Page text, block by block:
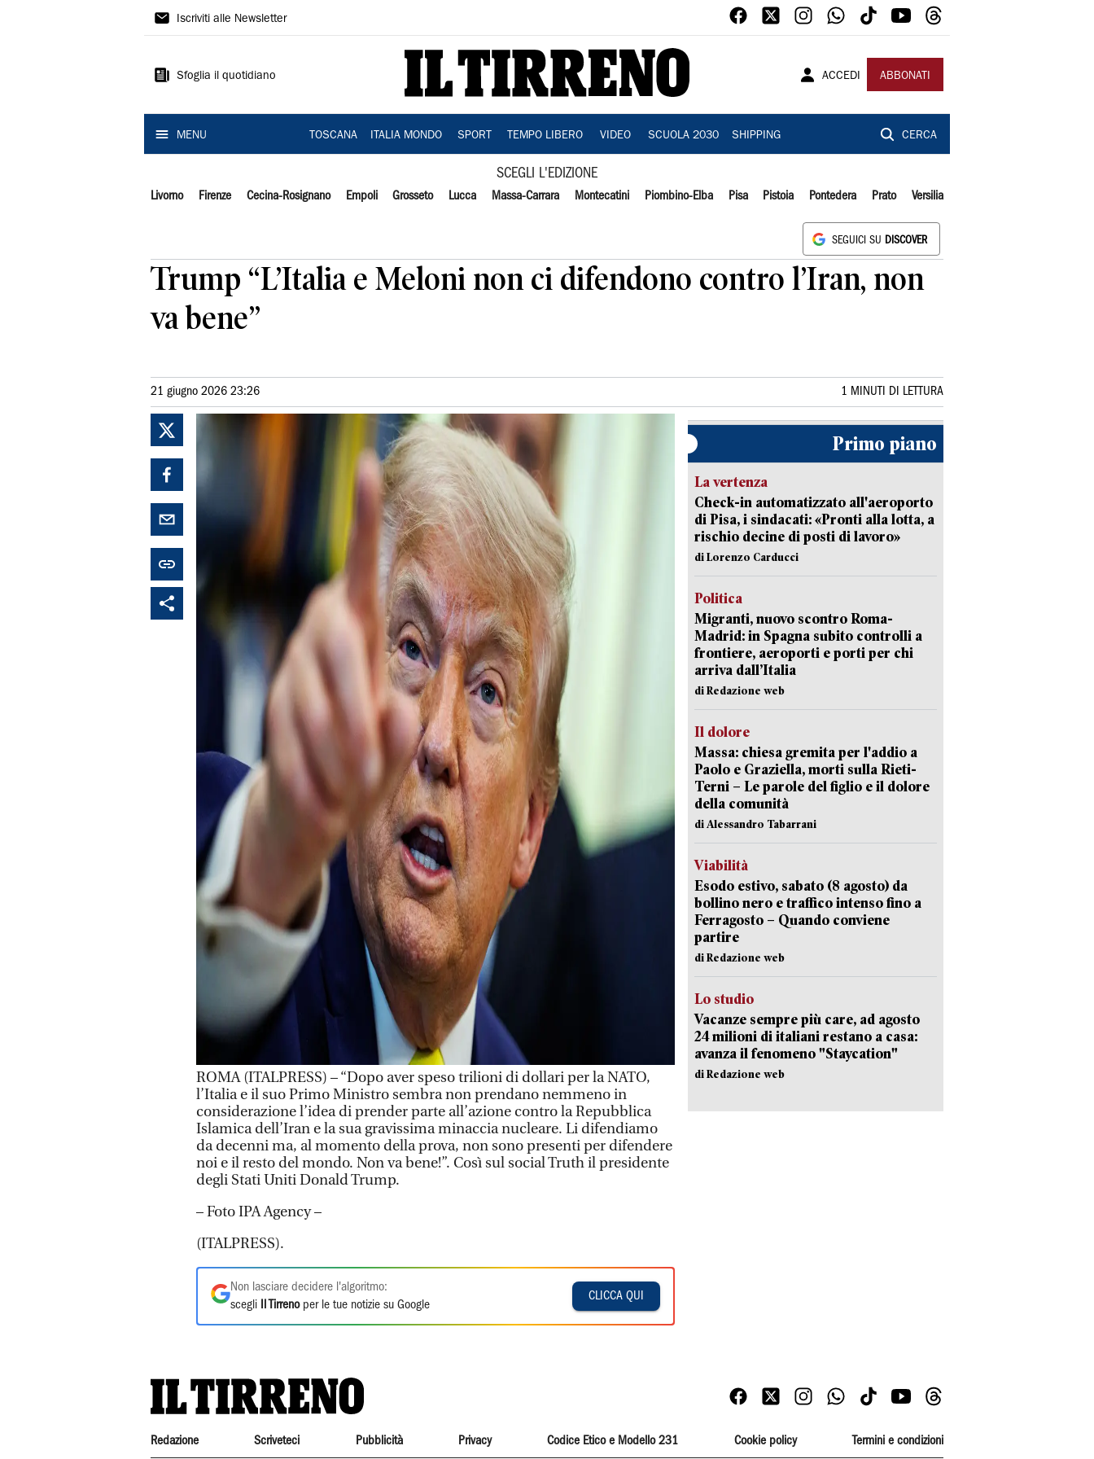
Il
Iscriviti alle Newsletter
Sfoglia il quotidiano ACCEDI ABBONATI
MENU TOSCANA ITALIA MONDO SPORT TEMPO LIBERO VIDEO SCUOLA 2030 SHIPPING CERCA
SCEGLI L'EDIZIONE
Livorno Firenze Cecina-Rosignano Empoli Grosseto Lucca Massa-Carrara Montecatini Piombino-Elba Pisa Pistoia Pontedera Prato Versilia
SEGUICI SU DISCOVER
Trump “L’Italia e Meloni non ci difendono contro l’Iran, non
va bene”
21 giugno 2026 23:26 1 MINUTI DI LETTURA
ROMA (ITALPRESS) – “Dopo aver speso trilioni di dollari per la NATO,
l’Italia e il suo Primo Ministro sembra non prendano nemmeno in
considerazione l’idea di prender parte all’azione contro la Repubblica
Islamica dell’Iran e la sua gravissima minaccia nucleare. Li difendiamo
da decenni ma, al momento della prova, non sono presenti per difendere
noi e il resto del mondo. Non va bene!”. Così sul social Truth il presidente
degli Stati Uniti Donald Trump.
– Foto IPA Agency –
(ITALPRESS).
Non lasciare decidere l'algoritmo:
scegli
Il Tirrenoper le tue notizie su Google
CLICCA QUI
Primo piano
La vertenza
Check-in automatizzato all'aeroporto
di Pisa, i sindacati: «Pronti alla lotta, a
rischio decine di posti di lavoro»
di Lorenzo Carducci
Politica
Migranti, nuovo scontro Roma-
Madrid: in Spagna subito controlli a
frontiere, aeroporti e porti per chi
arriva dall’Italia
di Redazione web
Il dolore
Massa: chiesa gremita per l'addio a
Paolo e Graziella, morti sulla Rieti-
Terni – Le parole del figlio e il dolore
della comunità
di Alessandro Tabarrani
Viabilità
Esodo estivo, sabato (8 agosto) da
bollino nero e traffico intenso fino a
Ferragosto – Quando conviene
partire
di Redazione web
Lo studio
Vacanze sempre più care, ad agosto
24 milioni di italiani restano a casa:
avanza il fenomeno "Staycation"
di Redazione web
Redazione Scriveteci Pubblicità Privacy Codice Etico e Modello 231 Cookie policy Termini e condizioni